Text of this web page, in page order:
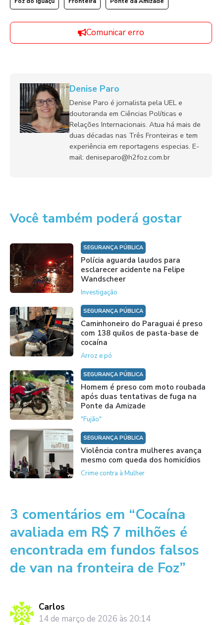
Comunicar erro
Denise Paro
Denise Paro é jornalista pela UEL e
doutoranda em Ciências Políticas e
Relações Internacionais. Atua há mais de
duas décadas nas Três Fronteiras e tem
experiência em reportagens especias. E-
mail: deniseparo@h2foz.com.br
Você também poderá gostar
SEGURANÇA PÚBLICA
Polícia aguarda laudos para
esclarecer acidente na Felipe
Wandscheer
Investigação
SEGURANÇA PÚBLICA
Caminhoneiro do Paraguai é preso
com 138 quilos de pasta-base de
cocaína
Arroz e pó
SEGURANÇA PÚBLICA
Homem é preso com moto roubada
após duas tentativas de fuga na
Ponte da Amizade
"Fujão"
SEGURANÇA PÚBLICA
Violência contra mulheres avança
mesmo com queda dos homicídios
Crime contra à Mulher
3 comentários em “Cocaína
avaliada em R$ 7 milhões é
encontrada em fundos falsos
de van na fronteira de Foz”
Carlos
14 de março de 2026 às 20:14